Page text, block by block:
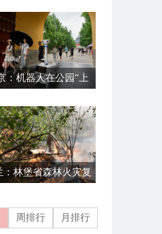
：机器人在公园“上
：林堡省森林火灾复
周排行 月排行